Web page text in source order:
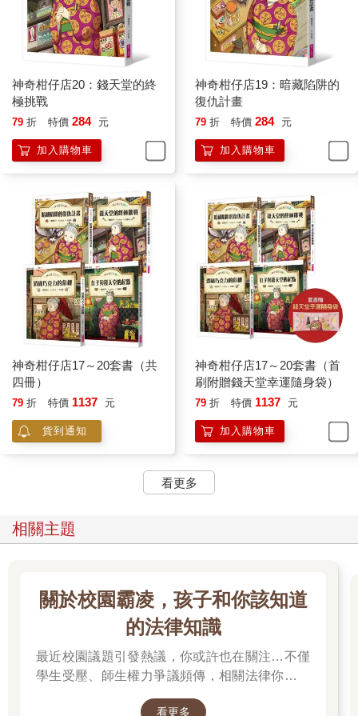
神奇柑仔店20：錢天堂的終
極挑戰
79 折 特價 284 元
加入購物車
神奇柑仔店19：暗藏陷阱的
復仇計畫
79 折 特價 284 元
加入購物車
神奇柑仔店17～20套書（共
四冊）
79 折 特價 1137 元
貨到通知
神奇柑仔店17～20套書（首
刷附贈錢天堂幸運隨身袋）
79 折 特價 1137 元
加入購物車
看更多
相關主題
關於校園霸凌，孩子和你該知道
的法律知識
最近校園議題引發熱議，你或許也在關注…不僅
學生受壓、師生權力爭議頻傳，相關法律你有了
看更多